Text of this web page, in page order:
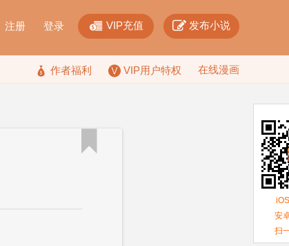
注册 登录  VIP充值  发布小说
 作者福利 VIP用户特权 在线漫画

安
扫